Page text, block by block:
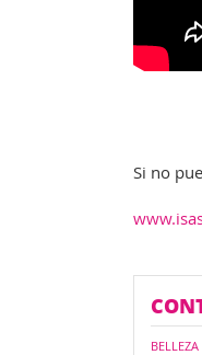
Si no
BELLEZA